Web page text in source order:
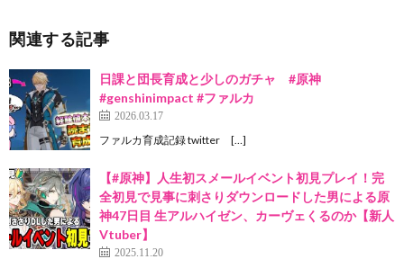
関連する記事
日課と団長育成と少しのガチャ #原神
#genshinimpact #ファルカ
2026.03.17
ファルカ育成記録 twitter […]
【#原神】人生初スメールイベント初見プレイ！完
全初見で見事に刺さりダウンロードした男による原
神47日目 生アルハイゼン、カーヴェくるのか【新人
Vtuber】
2025.11.20